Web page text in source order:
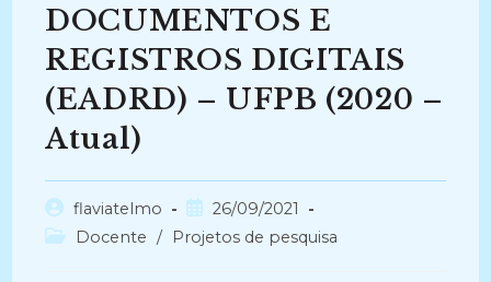
DOCUMENTOS E
REGISTROS DIGITAIS
(EADRD) – UFPB (2020 –
Atual)
Autor
do
flaviatelmo
Post
publicado:
26/09/2021
Categoria
Docente / Projetos de pesquisa